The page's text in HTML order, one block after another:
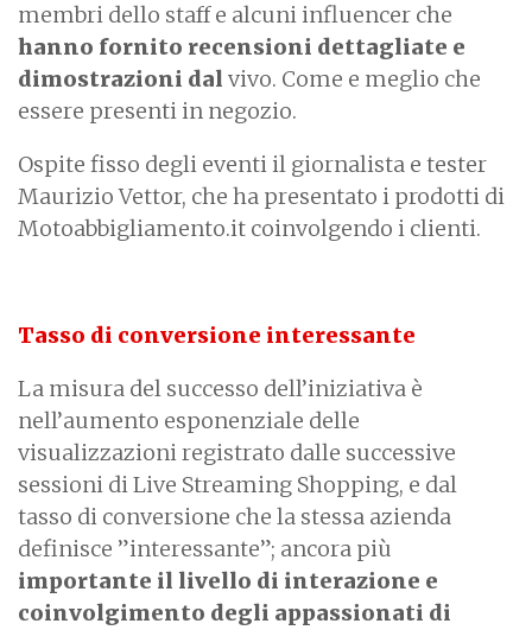
membri dello staff e alcuni influencer che
hanno fornito recensioni dettagliate e
dimostrazioni dal vivo. Come e meglio che
essere presenti in negozio.
Ospite fisso degli eventi il giornalista e tester
Maurizio Vettor, che ha presentato i prodotti di
Motoabbigliamento.it coinvolgendo i clienti.
Tasso di conversione interessante
La misura del successo dell’iniziativa è
nell’aumento esponenziale delle
visualizzazioni registrato dalle successive
sessioni di Live Streaming Shopping, e dal
tasso di conversione che la stessa azienda
definisce ”interessante”; ancora più
importante il livello di interazione e
coinvolgimento degli appassionati di